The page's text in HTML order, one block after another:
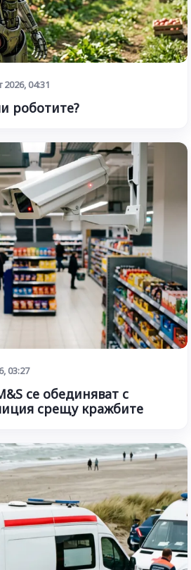
2026, 04:31
роботите?
03:27
се обединяват с
срещу кражбите